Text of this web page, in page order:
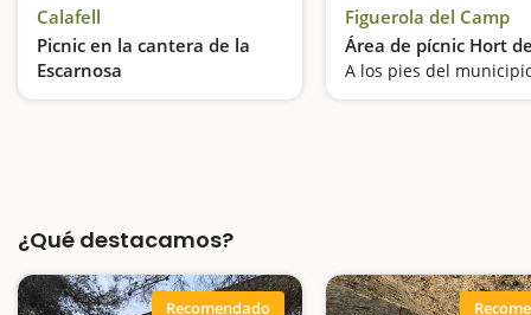
Calafell
Picnic en la cantera de la
Escarnosa
Un pícnic entre paredes de roca
Figuerola del Camp
Área de pícnic Hort
A los pies del
¿Qué destacamos?
Recomendado